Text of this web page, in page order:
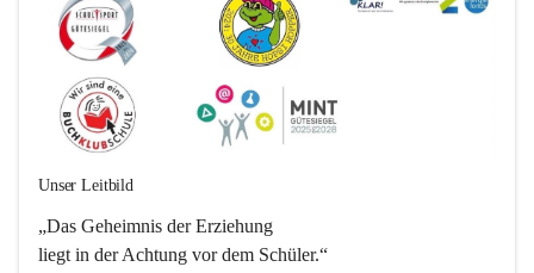
Unser Leitbild
„Das Geheimnis der Erziehung
liegt in der Achtung vor dem Schüler.“